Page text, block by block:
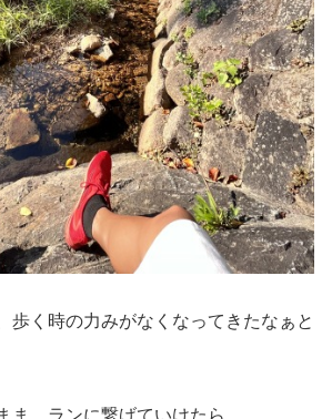
歩く時の力みがなくなってきたなぁと
ま、ランに繋げていけたら。